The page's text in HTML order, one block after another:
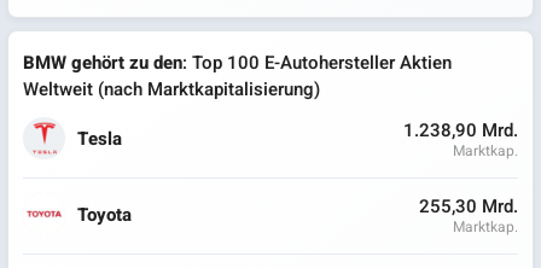
BMW gehört zu den: Top 100 E-Autohersteller Aktien
Weltweit (nach Marktkapitalisierung)
Tesla
1.238,90 Mrd.
Marktkap.
Toyota 255,30 Mrd.
Marktkap.